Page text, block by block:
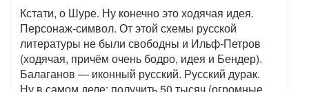
Кстати, о Шуре. Ну конечно это ходячая идея.
Персонаж-символ. От этой схемы русской
литературы не были свободны и Ильф-Петров
(ходячая, причём очень бодро, идея и Бендер).
Балаганов — иконный русский. Русский дурак.
Ну в самом деле: получить 50 тысяч (огромные